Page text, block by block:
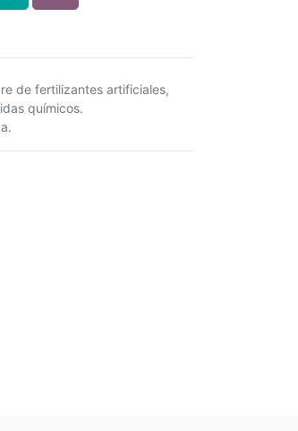
de fertilizantes artificiales,
químicos.